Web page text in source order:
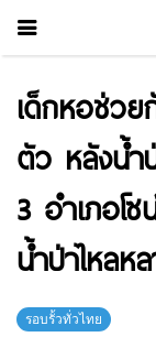
เด็กหอช่ว
ตัว หลังน้ำ
3 อำเภอโ
น้ำป่าไหลห
รอบรั้วทั่วไทย